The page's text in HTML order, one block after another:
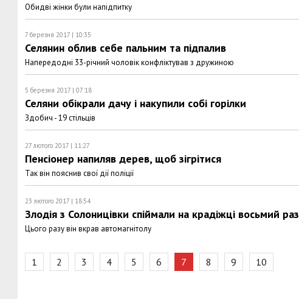
Обидві жінки були напідпитку
7 березня 2017 | 10:35
Селянин облив себе пальним та підпалив
Напередодні 33-річний чоловік конфліктував з дружиною
5 березня 2017 | 07:18
Селяни обікрали дачу і накупили собі горілки
Здобич - 19 стільців
27 лютого 2017 | 11:27
Пенсіонер напиляв дерев, щоб зігрітися
Так він пояснив свої дії поліції
23 лютого 2017 | 18:54
Злодія з Солоницівки спіймали на крадіжці восьмий раз
Цього разу він вкрав автомагнітолу
1 2 3 4 5 6 7 8 9 10